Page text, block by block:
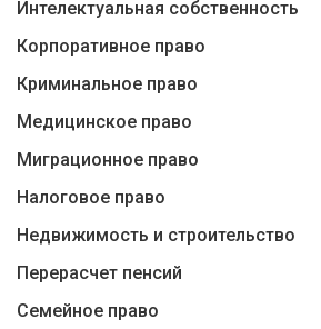
Интелектуальная собственность
Корпоративное право
Криминальное право
Медицинское право
Миграционное право
Налоговое право
Недвижимость и строительство
Перерасчет пенсий
Семейное право